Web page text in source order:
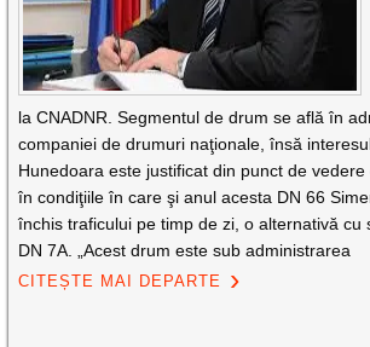
la CNADNR. Segmentul de drum se află în
companiei de drumuri naţionale, însă
Hunedoara este justificat din punct de vedere
în condiţiile în care şi anul acesta DN 66
închis traficului pe timp de zi, o alternativă cu
DN 7A. „Acest drum este sub administrarea
CITEȘTE MAI DEPARTE